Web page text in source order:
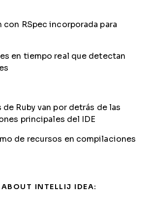
con RSpec incorporada para
en tiempo real que detectan
de Ruby van por detrás de las
principales del IDE
de recursos en compilaciones
ABOUT INTELLIJ IDEA: